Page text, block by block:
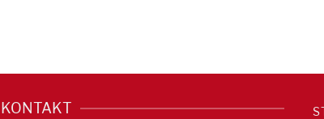
KONTAKT